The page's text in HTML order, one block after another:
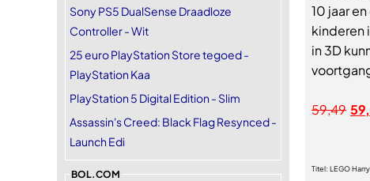
Sony PS5 DualSense Draadloze
Controller - Wit
25 euro PlayStation Store tegoed -
PlayStation Kaa
PlayStation 5 Digital Edition - Slim
Assassin's Creed: Black Flag Resynced -
Launch Edi
BOL.COM
10 jaar
kinderen
in 3D
59,49
Titel: LEGO